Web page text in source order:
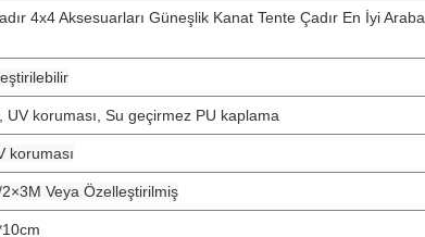
4x4 Aksesuarları Güneşlik Kanat Tente Çadır En İyi Araba
UV koruması, Su geçirmez PU kaplama
koruması
Veya Özelleştirilmiş